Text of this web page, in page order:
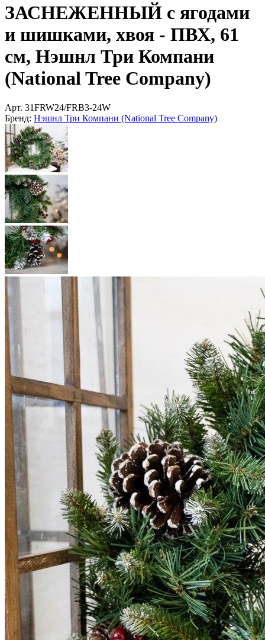
ЁлкаДэ (ElkaDe)
(11)
О любимом магазине
Смотреть >
ЁЛКА по параметрам
Главная
Елки
Ёлки по брендам
Нэшнл Три Ко (National Tree Co)
Хвойный венок
ЗАСНЕЖЕННЫЙ с ягодами
и шишками, хвоя - ПВХ, 61
см, Нэшнл Три Компани
(National Tree Company)
Арт.
31FRW24/FRB3-24W
Бренд:
Нэшнл Три Компани (National Tree Company)